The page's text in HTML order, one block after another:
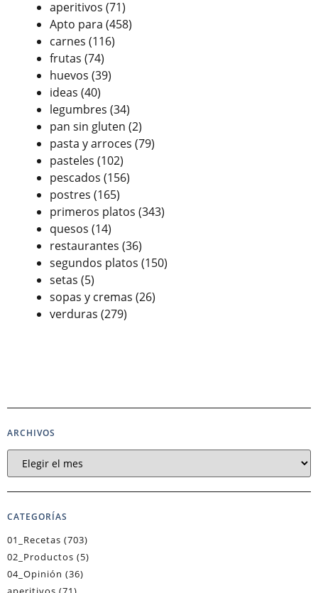
aperitivos (71)
Apto para (458)
carnes (116)
frutas (74)
huevos (39)
ideas (40)
legumbres (34)
pan sin gluten (2)
pasta y arroces (79)
pasteles (102)
pescados (156)
postres (165)
primeros platos (343)
quesos (14)
restaurantes (36)
segundos platos (150)
setas (5)
sopas y cremas (26)
verduras (279)
ARCHIVOS
CATEGORÍAS
01_Recetas (703)
02_Productos (5)
04_Opinión (36)